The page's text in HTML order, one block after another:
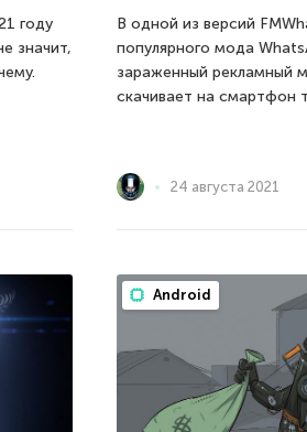
году
значит,
В одной из версий
популярного мода
зараженный рекламный
скачивает на смартфон
24 августа 2021
Android